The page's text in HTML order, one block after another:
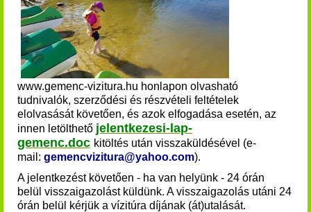
www.gemenc-vizitura.hu honlapon olvasható
tudnivalók, szerződési és részvételi feltételek
elolvasását követően, és azok elfogadása esetén, az
innen letölthető jelentkezesi-lap-
gemenc.doc kitöltés után visszaküldésével (e-
mail: gemencvizitura@yahoo.com).
A jelentkezést követően - ha van helyünk - 24 órán
belül visszaigazolást küldünk. A visszaigazolás utáni 24
órán belül kérjük a vízitúra díjának (át)utalását.